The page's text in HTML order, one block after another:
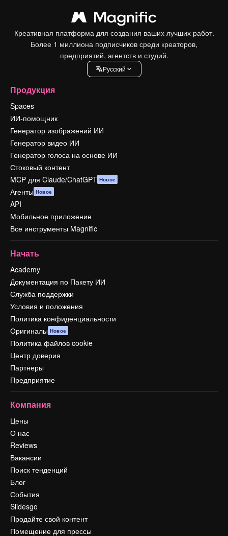
Креативная платформа для создания ваших лучших работ.
Более 1 миллиона подписчиков среди креаторов,
предприятий, агентств и студий.
Pусский
Продукция
Spaces
ИИ-помощник
Генератор изображений ИИ
Генератор видео ИИ
Генератор голоса на основе ИИ
Стоковый контент
MCP для Claude/ChatGPT Новое
Агенты Новое
API
Мобильное приложение
Все инструменты Magnific
Начать
Academy
Документация по Пакету ИИ
Служба поддержки
Условия и положения
Политика конфиденциальности
Оригиналы Новое
Политика файлов cookie
Центр доверия
Партнеры
Предприятие
Компания
Цены
О нас
Reviews
Вакансии
Поиск тенденций
Блог
События
Slidesgo
Продайте свой контент
Помещение для прессы